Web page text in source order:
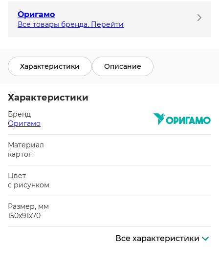
Оригамо
Все товары бренда. Перейти
Характеристики Описание
Характеристики
Бренд
Оригамо
Материал
картон
Цвет
с рисунком
Размер, мм
150х91х70
Все характеристики